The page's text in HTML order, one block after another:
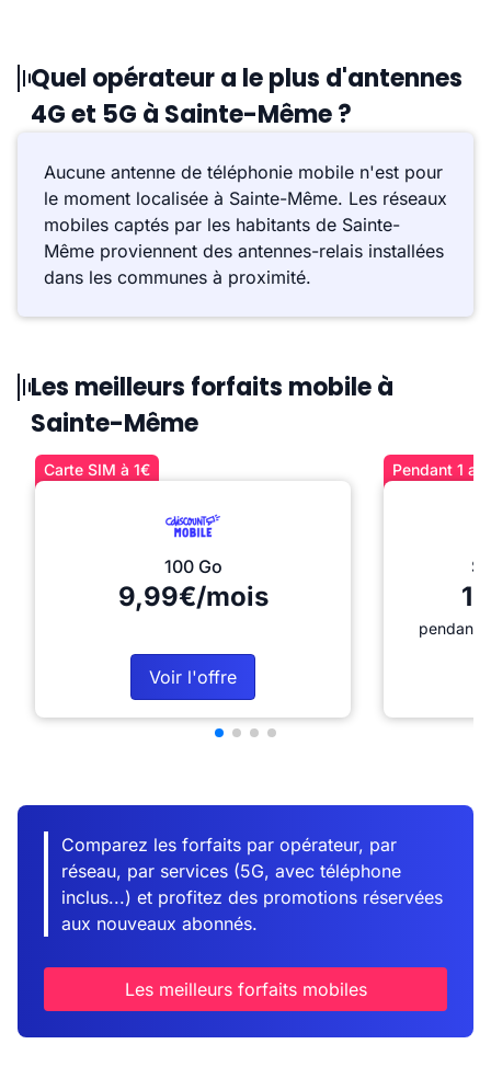
Quel opérateur a le plus d'antennes
4G et 5G à Sainte-Même ?
Aucune antenne de téléphonie mobile n'est pour
le moment localisée à Sainte-Même. Les réseaux
mobiles captés par les habitants de Sainte-
Même proviennent des antennes-relais installées
dans les communes à proximité.
Les meilleurs forfaits mobile à
Sainte-Même
Carte SIM à 1€
100 Go
9,99€/mois
Voir l'offre
Pendant 1
pendant
Comparez les forfaits par opérateur, par
réseau, par services (5G, avec téléphone
inclus...) et profitez des promotions réservées
aux nouveaux abonnés.
Les meilleurs forfaits mobiles